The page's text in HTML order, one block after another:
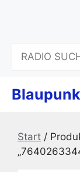
Start /